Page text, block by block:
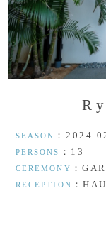
Ry
SEASON ：
PERSONS ：13
CEREMONY ：
RECEPTION ：